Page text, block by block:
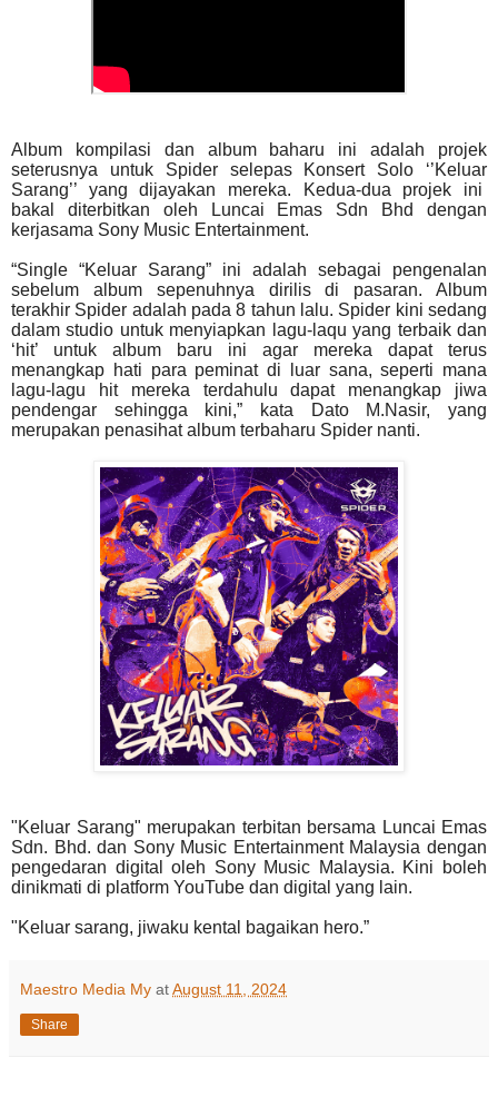
Album kompilasi dan album baharu ini adalah projek
seterusnya untuk Spider selepas Konsert Solo ‘’Keluar
Sarang’’ yang dijayakan mereka. Kedua-dua projek ini
bakal diterbitkan oleh Luncai Emas Sdn Bhd dengan
kerjasama Sony Music Entertainment.
“Single “Keluar Sarang” ini adalah sebagai pengenalan
sebelum album sepenuhnya dirilis di pasaran. Album
terakhir Spider adalah pada 8 tahun lalu. Spider kini sedang
dalam studio untuk menyiapkan lagu-laqu yang terbaik dan
‘hit’ untuk album baru ini agar mereka dapat terus
menangkap hati para peminat di luar sana, seperti mana
lagu-lagu hit mereka terdahulu dapat menangkap jiwa
pendengar sehingga kini,” kata Dato M.Nasir, yang
merupakan penasihat album terbaharu Spider nanti.
"Keluar Sarang" merupakan terbitan bersama Luncai Emas
Sdn. Bhd. dan Sony Music Entertainment Malaysia dengan
pengedaran digital oleh Sony Music Malaysia. Kini boleh
dinikmati di platform YouTube dan digital yang lain.
"Keluar sarang, jiwaku kental bagaikan hero.”
Maestro Media My atAugust 11, 2024
Share